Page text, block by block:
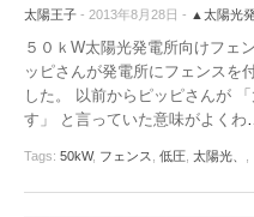
太陽王子 - 2013年8月28日 - ▲太陽光
５０ｋW太陽光発電所向けフェ
ッピさんが発電所にフェンスを
した。 以前からピッピさんが
す」 と言っていた意味がよくわ
Tags: 50kW, フェンス 低圧 太陽光、